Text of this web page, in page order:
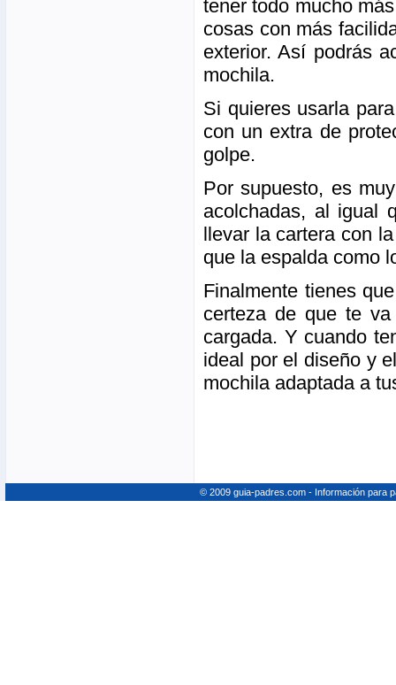
tener todo mucho
cosas con más
exterior. Así podrás
mochila.
Si quieres usarla
con un extra de
golpe.
Por supuesto, es
acolchadas, al igual
llevar la cartera con
que la espalda como
Finalmente tienes
certeza de que te
cargada. Y cuando
ideal por el diseño y
mochila adaptada a
© 2009 guia-padres.com - Información para